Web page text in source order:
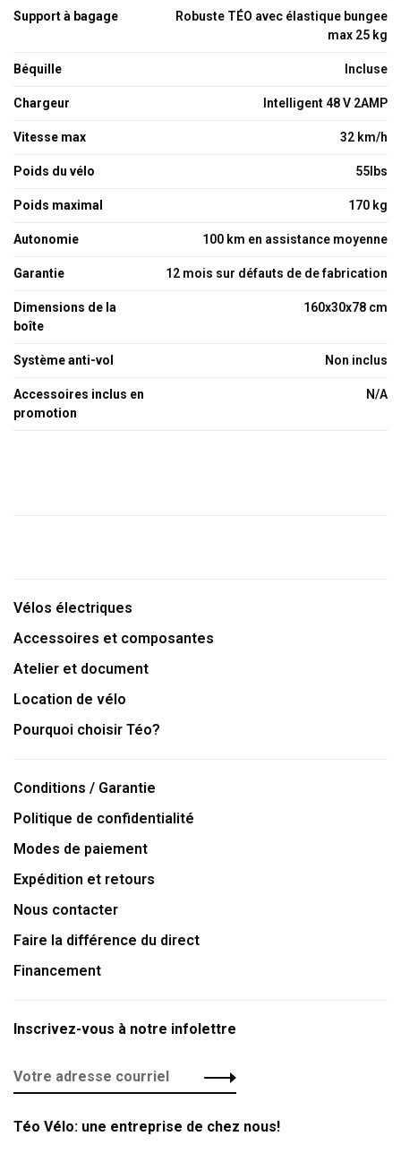
Support à bagage
Robuste TÉO avec élastique bungee
max 25 kg
Béquille Incluse
Chargeur Intelligent 48 V 2AMP
Vitesse max 32 km/h
Poids du vélo 55lbs
Poids maximal 170 kg
Autonomie 100 km en assistance moyenne
Garantie 12 mois sur défauts de de fabrication
Dimensions de la
boîte
160x30x78 cm
Système anti-vol Non inclus
Accessoires inclus en
promotion
N/A
Vélos électriques
Accessoires et composantes
Atelier et document
Location de vélo
Pourquoi choisir Téo?
Conditions / Garantie
Politique de confidentialité
Modes de paiement
Expédition et retours
Nous contacter
Faire la différence du direct
Financement
Inscrivez-vous à notre infolettre
Téo Vélo: une entreprise de chez nous!